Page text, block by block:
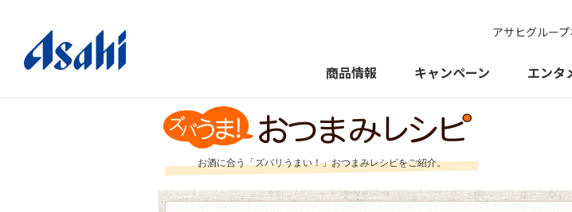
アサヒグルー
商品情報 キャンペーン エンタ
お酒に合う「ズバリうまい！」おつまみレシピをご紹介。